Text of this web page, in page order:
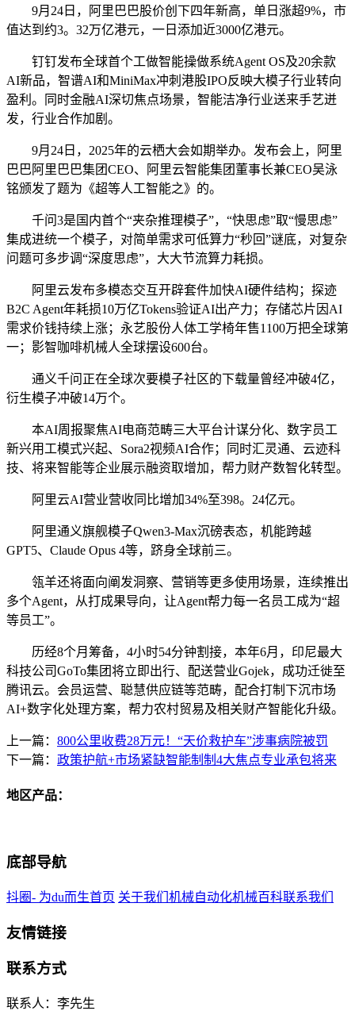
9月24日，阿里巴巴股价创下四年新高，单日涨超9%，市
值达到约3。32万亿港元，一日添加近3000亿港元。
钉钉发布全球首个工做智能操做系统Agent OS及20余款
AI新品，智谱AI和MiniMax冲刺港股IPO反映大模子行业转向
盈利。同时金融AI深切焦点场景，智能洁净行业送来手艺迸
发，行业合作加剧。
9月24日，2025年的云栖大会如期举办。发布会上，阿里
巴巴阿里巴巴集团CEO、阿里云智能集团董事长兼CEO吴泳
铭颁发了题为《超等人工智能之》的。
千问3是国内首个“夹杂推理模子”，“快思虑”取“慢思虑”
集成进统一个模子，对简单需求可低算力“秒回”谜底，对复杂
问题可多步调“深度思虑”，大大节流算力耗损。
阿里云发布多模态交互开辟套件加快AI硬件结构；探迹
B2C Agent年耗损10万亿Tokens验证AI出产力；存储芯片因AI
需求价钱持续上涨；永艺股份人体工学椅年售1100万把全球第
一；影智咖啡机械人全球摆设600台。
通义千问正在全球次要模子社区的下载量曾经冲破4亿，
衍生模子冲破14万个。
本AI周报聚焦AI电商范畴三大平台计谋分化、数字员工
新兴用工模式兴起、Sora2视频AI合作；同时汇灵通、云迹科
技、将来智能等企业展示融资取增加，帮力财产数智化转型。
阿里云AI营业营收同比增加34%至398。24亿元。
阿里通义旗舰模子Qwen3-Max沉磅表态，机能跨越
GPT5、Claude Opus 4等，跻身全球前三。
瓴羊还将面向阐发洞察、营销等更多使用场景，连续推出
多个Agent，从打成果导向，让Agent帮力每一名员工成为“超
等员工”。
历经8个月筹备，4小时54分钟割接，本年6月，印尼最大
科技公司GoTo集团将立即出行、配送营业Gojek，成功迁徙至
腾讯云。会员运营、聪慧供应链等范畴，配合打制下沉市场
AI+数字化处理方案，帮力农村贸易及相关财产智能化升级。
上一篇： 800公里收费28万元！“天价救护车”涉事病院被罚
下一篇： 政策护航+市场紧缺智能制制4大焦点专业承包将来
地区产品：
底部导航
抖圈- 为du而生首页 关于我们 机械自动化机械百科联系我们
友情链接
联系方式
联系人：李先生